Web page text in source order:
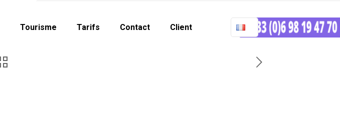
Tourisme Tarifs Contact Client